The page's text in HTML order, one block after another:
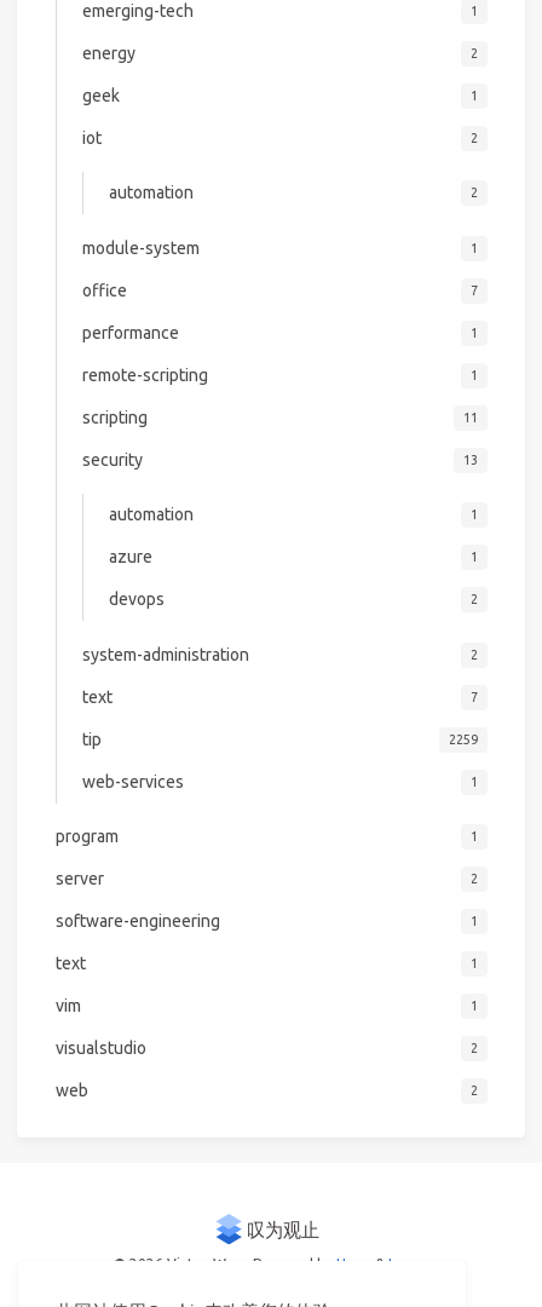
emerging-tech 1
energy 2
geek 1
iot 2
automation 2
module-system 1
office 7
performance 1
remote-scripting 1
scripting 11
security 13
automation 1
azure 1
devops 2
system-administration 2
text 7
tip 2259
web-services 1
program 1
server 2
software-engineering 1
text 1
vim 1
visualstudio 2
web 2
© 2026 Victor Woo Powered by Hexo & Icarus